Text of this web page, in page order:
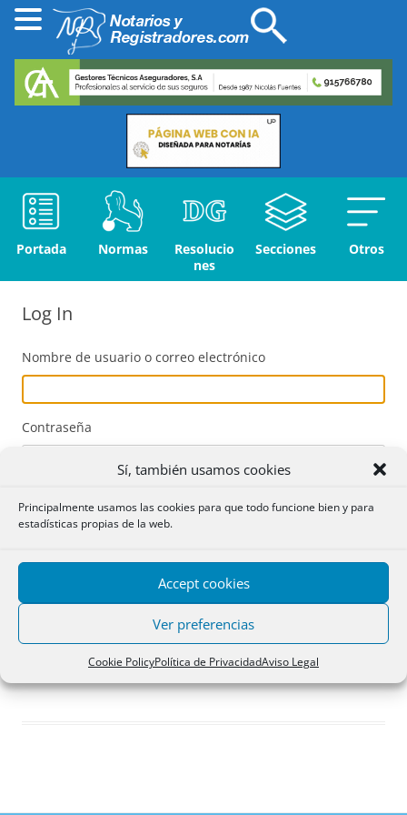
Sí, también usamos cookies
Principalmente usamos las cookies para que todo funcione bien y para
estadísticas propias de la web.
Accept cookies
Ver preferencias
Cookie PolicyPolítica de PrivacidadAviso Legal
Portada Normas
Resolucio
nes
Secciones Otros
Log In
Nombre de usuario o correo electrónico
Contraseña
Acceder
Registro
¿Has olvidado tu contraseña?